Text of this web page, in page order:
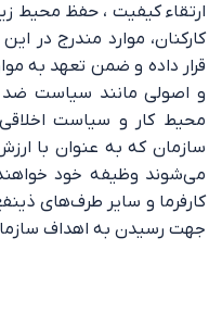
ارتقاء‌ كيفيت ، حفظ محيط
كاركنان، موارد مندرج در
قرار داده و ضمن تعهد به
و اصولی مانند سیاست ضد
محیط کار و سیاست اخلاقی
سازمان كه به عنوان با
می‌شوند وظيفه خود
کارفرما و ساير طرف‌های
جهت رسيدن به اهداف